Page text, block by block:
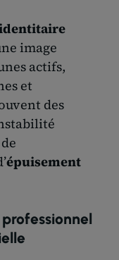
image
actifs,
et
des
épuisement